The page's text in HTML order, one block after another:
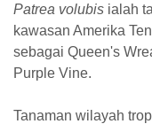
Patrea volubis ialah
kawasan Amerika
sebagai Queen's
Purple Vine.
Tanaman wilayah